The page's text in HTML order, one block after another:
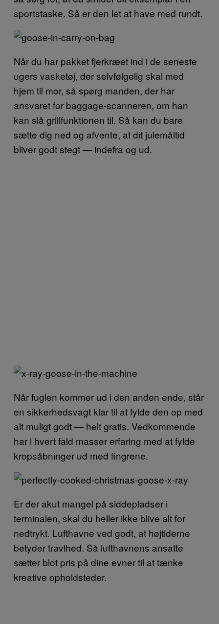
sportstaske. Så er den let at have med rundt.
Når du har pakket fjerkræet ind i de seneste
ugers vasketøj, der selvfølgelig skal med
hjem til mor, så spørg manden, der har
ansvaret for baggage-scanneren, om han
kan slå grillfunktionen til. Så kan du bare
sætte dig ned og afvente, at dit julemåltid
bliver godt stegt — indefra og ud.
Når fuglen kommer ud i den anden ende, står
en sikkerhedsvagt klar til at fylde den op med
alt muligt godt — helt gratis. Vedkommende
har i hvert fald masser erfaring med at fylde
kropsåbninger ud med fingrene.
Er der akut mangel på siddepladser i
terminalen, skal du heller ikke blive alt for
nedtrykt. Lufthavne ved godt, at højtiderne
betyder travlhed. Så lufthavnens ansatte
sætter blot pris på dine evner til at tænke
kreative opholdsteder.